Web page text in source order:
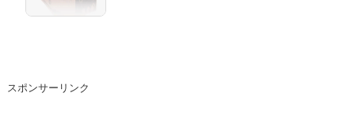
スポンサーリンク